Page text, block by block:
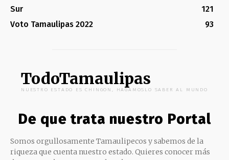
Sur
121
Voto Tamaulipas 2022
93
TodoTamaulipas
NUESTRO ESTADO ES CHINGON, HAGAMOSLO SABER AL MUNDO
De que trata nuestro Portal
Somos orgullosamente Tamaulipecos y sabemos de la
riqueza que cuenta nuestro estado. Quieres conocer más